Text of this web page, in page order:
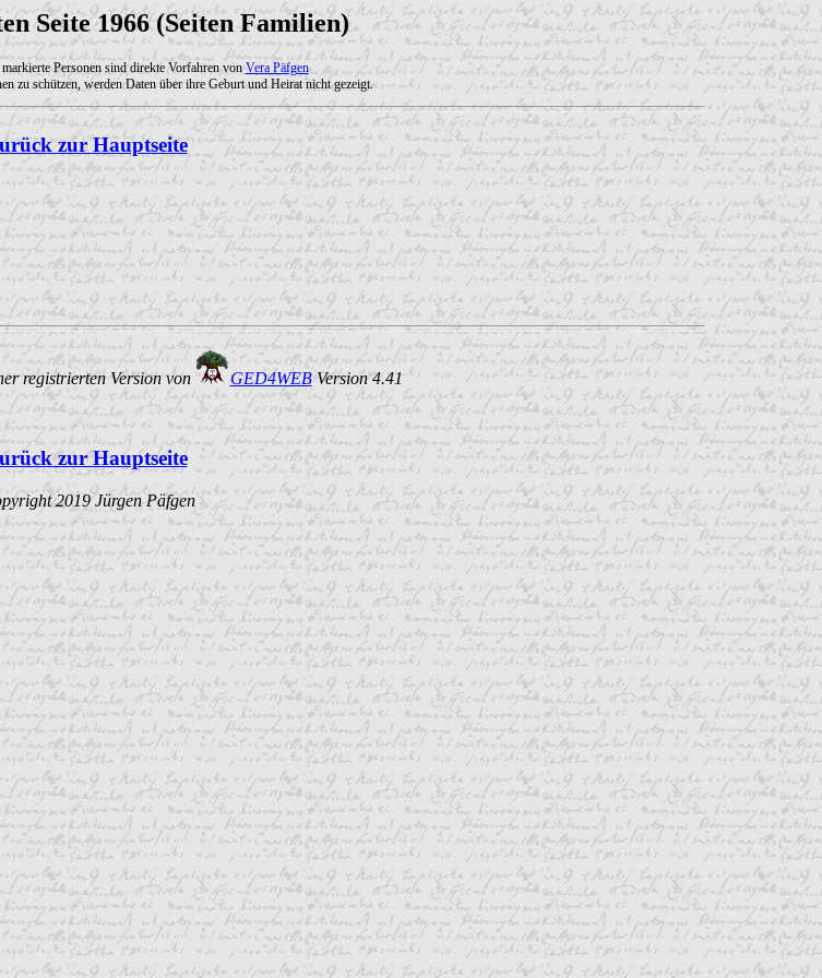
Seite 1966 (Seiten Familien)
Personen sind direkte Vorfahren vonVera Päfgen
zu schützen, werden Daten über ihre Geburt und Heirat nicht gezeigt.
zur Hauptseite
registrierten Version von GED4WEBVersion 4.41
zur Hauptseite
2019 Jürgen Päfgen